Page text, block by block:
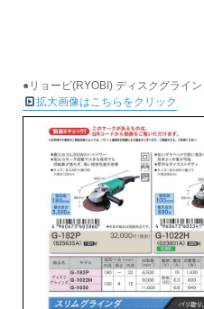
●リョービ(RYOBI) ディスクグライ
拡大画像はこちらをクリック